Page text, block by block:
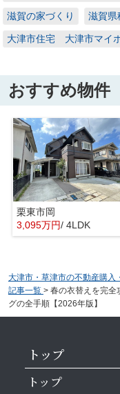
滋賀の家づくり 滋賀
大津市住宅 大津市マイ
おすすめ物件
栗東市岡
3,095万円/ 4LDK
大津市・草津市の不動産購入
記事一覧 > 春の衣替えを完全
グの全手順【2026年版】
トップ
トップ